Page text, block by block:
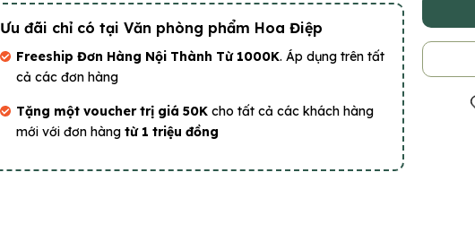
Ưu đãi chỉ có tại Văn phòng phẩm Hoa Điệp
Freeship Đơn Hàng Nội Thành Từ 1000K. Áp dụng trên tất
cả các đơn hàng
Tặng một voucher trị giá 50K cho tất cả các khách hàng
mới với đơn hàng từ 1 triệu đồng